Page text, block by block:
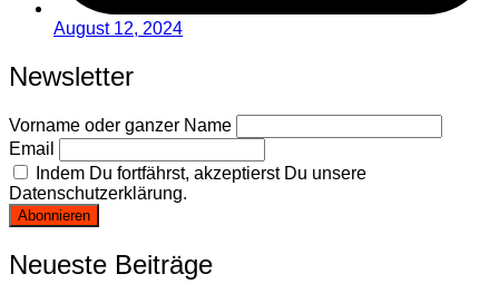
August 12, 2024
Newsletter
Vorname oder ganzer Name
Email
Indem Du fortfährst, akzeptierst Du unsere
Datenschutzerklärung.
Neueste Beiträge